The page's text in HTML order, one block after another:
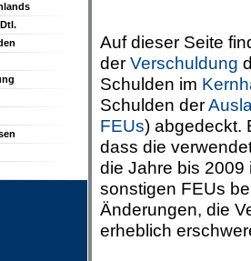
Auf dieser Seite
der Verschuldung
Schulden im
Schulden der
FEUs) abgedeckt.
dass die
die Jahre bis
sonstigen FEUs
Änderungen, die
erheblich